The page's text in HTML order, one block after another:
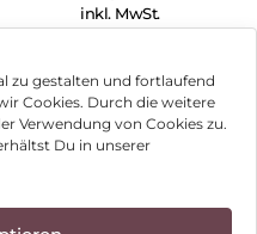
zu gestalten und fortlaufend
Cookies. Durch die weitere
Verwendung von Cookies zu.
Du in unserer
Weiß
inkl. MwSt.